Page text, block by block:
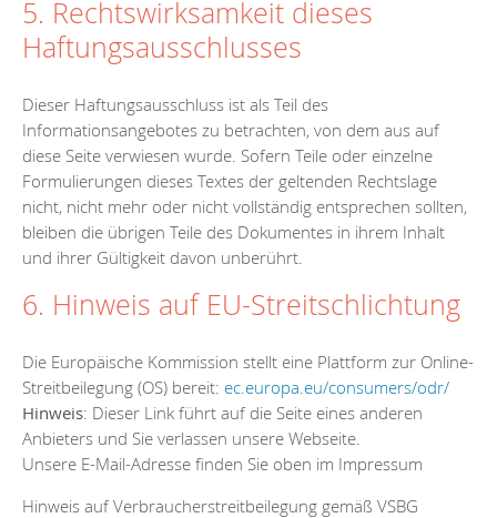
5. Rechtswirksamkeit dieses
Haftungsausschlusses
Dieser Haftungsausschluss ist als Teil des
Informationsangebotes zu betrachten, von dem aus auf
diese Seite verwiesen wurde. Sofern Teile oder einzelne
Formulierungen dieses Textes der geltenden Rechtslage
nicht, nicht mehr oder nicht vollständig entsprechen sollten,
bleiben die übrigen Teile des Dokumentes in ihrem Inhalt
und ihrer Gültigkeit davon unberührt.
6. Hinweis auf EU-Streitschlichtung
Die Europäische Kommission stellt eine Plattform zur Online-
Streitbeilegung (OS) bereit: ec.europa.eu/consumers/odr/
Hinweis: Dieser Link führt auf die Seite eines anderen
Anbieters und Sie verlassen unsere Webseite.
Unsere E-Mail-Adresse finden Sie oben im Impressum
Hinweis auf Verbraucherstreitbeilegung gemäß VSBG